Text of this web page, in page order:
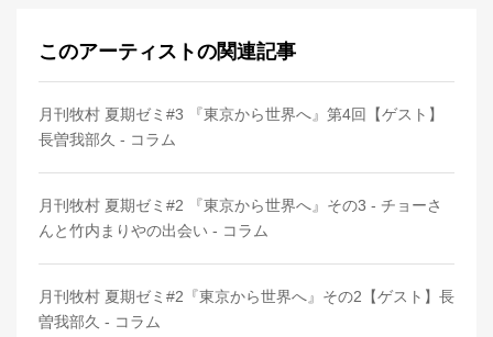
このアーティストの関連記事
月刊牧村 夏期ゼミ#3 『東京から世界へ』第4回【ゲスト】
長曽我部久 - コラム
月刊牧村 夏期ゼミ#2 『東京から世界へ』その3 - チョーさ
んと竹内まりやの出会い - コラム
月刊牧村 夏期ゼミ#2『東京から世界へ』その2【ゲスト】長
曽我部久 - コラム